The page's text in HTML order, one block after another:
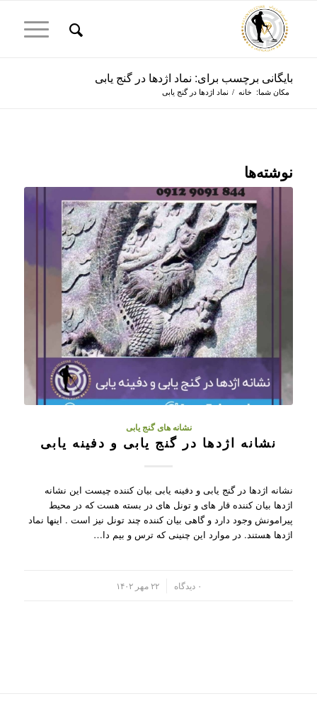
بایگانی برچسب برای: نماد اژدها در گنج یابی
مکان شما: خانه / نماد اژدها در گنج یابی
نوشته‌ها
نشانه های گنج یابی
نشانه اژدها در گنج یابی و دفینه یابی
نشانه اژدها در گنج یابی و دفینه یابی بیان کننده چیست این نشانه
اژدها بیان کننده قار های و تونل های در بسته هست که در محیط
پیرامونش وجود دارد و گاهی بیان کننده چند تونل نیز است . اینها نماد
اژدها هستند. در موارد این چنینی که ترس و بیم دا…
۰ دیدگاه ۲۲ مهر ۱۴۰۲